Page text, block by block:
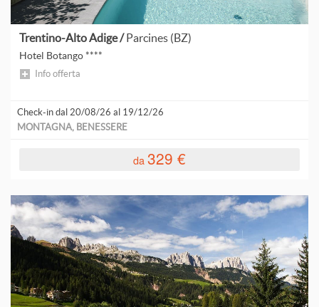
Trentino-Alto Adige / Parcines (BZ)
Hotel Botango ****
Info offerta
Check-in dal 20/08/26 al 19/12/26
MONTAGNA, BENESSERE
da329 €